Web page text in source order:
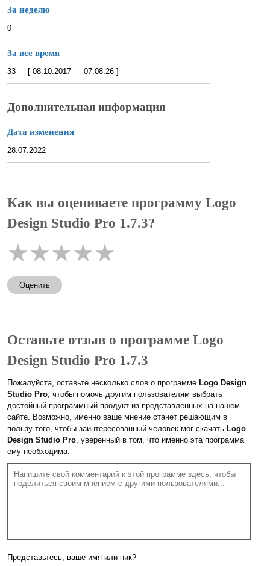
За неделю
0
За все время
33 [ 08.10.2017 — 07.08.26 ]
Дополнительная информация
Дата изменения
28.07.2022
Как вы оцениваете программу Logo
Design Studio Pro 1.7.3?
★★★★★
Оценить
Оставьте отзыв о программе Logo
Design Studio Pro 1.7.3
Пожалуйста, оставьте несколько слов о программе Logo Design
Studio Pro, чтобы помочь другим пользователям выбрать
достойный программный продукт из представленных на нашем
сайте. Возможно, именно ваше мнение станет решающим в
пользу того, чтобы заинтересованный человек мог скачать Logo
Design Studio Pro, уверенный в том, что именно эта программа
ему необходима.
Представьтесь, ваше имя или ник?